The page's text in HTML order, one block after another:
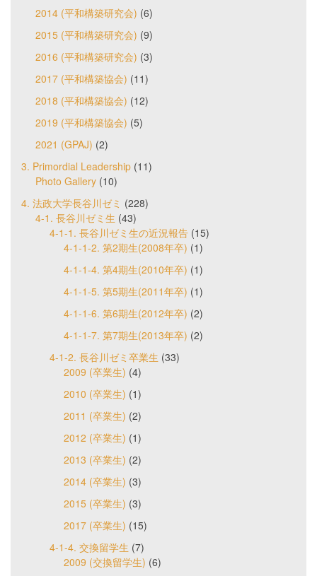
2014 (平和構築研究会) (6)
2015 (平和構築研究会) (9)
2016 (平和構築研究会) (3)
2017 (平和構築協会) (11)
2018 (平和構築協会) (12)
2019 (平和構築協会) (5)
2021 (GPAJ) (2)
3. Primordial Leadership (11)
Photo Gallery (10)
4. 法政大学長谷川ゼミ (228)
4-1. 長谷川ゼミ生 (43)
4-1-1. 長谷川ゼミ生の近況報告 (15)
4-1-1-2. 第2期生(2008年卒) (1)
4-1-1-4. 第4期生(2010年卒) (1)
4-1-1-5. 第5期生(2011年卒) (1)
4-1-1-6. 第6期生(2012年卒) (2)
4-1-1-7. 第7期生(2013年卒) (2)
4-1-2. 長谷川ゼミ卒業生 (33)
2009 (卒業生) (4)
2010 (卒業生) (1)
2011 (卒業生) (2)
2012 (卒業生) (1)
2013 (卒業生) (2)
2014 (卒業生) (3)
2015 (卒業生) (3)
2017 (卒業生) (15)
4-1-4. 交換留学生 (7)
2009 (交換留学生) (6)